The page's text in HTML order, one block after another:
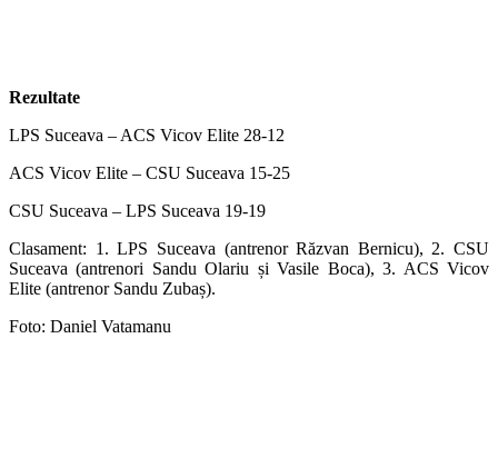
Rezultate
LPS Suceava – ACS Vicov Elite 28-12
ACS Vicov Elite – CSU Suceava 15-25
CSU Suceava – LPS Suceava 19-19
Clasament: 1. LPS Suceava (antrenor Răzvan Bernicu), 2. CSU
Suceava (antrenori Sandu Olariu și Vasile Boca), 3. ACS Vicov
Elite (antrenor Sandu Zubaș).
Foto: Daniel Vatamanu